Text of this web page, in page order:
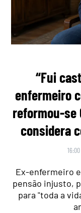
“Fui
enfermeiro
reformou-se
considera
Ex-enfermeiro
pensão injusto,
para "toda a